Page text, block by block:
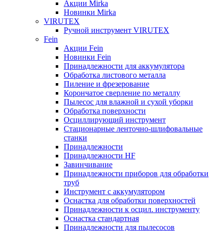
Акции Mirka
Новинки Mirka
VIRUTEX
Ручной инструмент VIRUTEX
Fein
Акции Fein
Новинки Fein
Принадлежности для аккумулятора
Обработка листового металла
Пиление и фрезерование
Корончатое сверление по металлу
Пылесос для влажной и сухой уборки
Обработка поверхности
Осциллирующий инструмент
Стационарные ленточно-шлифовальные
станки
Принадлежности
Принадлежности HF
Завинчивание
Принадлежности приборов для обработки
труб
Инструмент с аккумулятором
Оснастка для обработки поверхностей
Принадлежности к осцил. инструменту
Оснастка стандартная
Принадлежности для пылесосов